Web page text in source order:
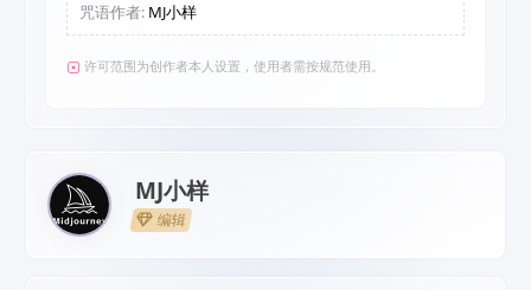
咒语作者: MJ小样
许可范围为创作者本人设置，使用者需按规范使用。
MJ小样
编辑